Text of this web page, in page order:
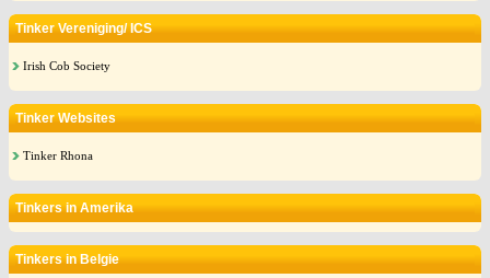
Tinker Vereniging/ ICS
Irish Cob Society
Tinker Websites
Tinker Rhona
Tinkers in Amerika
Tinkers in Belgie